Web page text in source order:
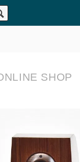
SHOP